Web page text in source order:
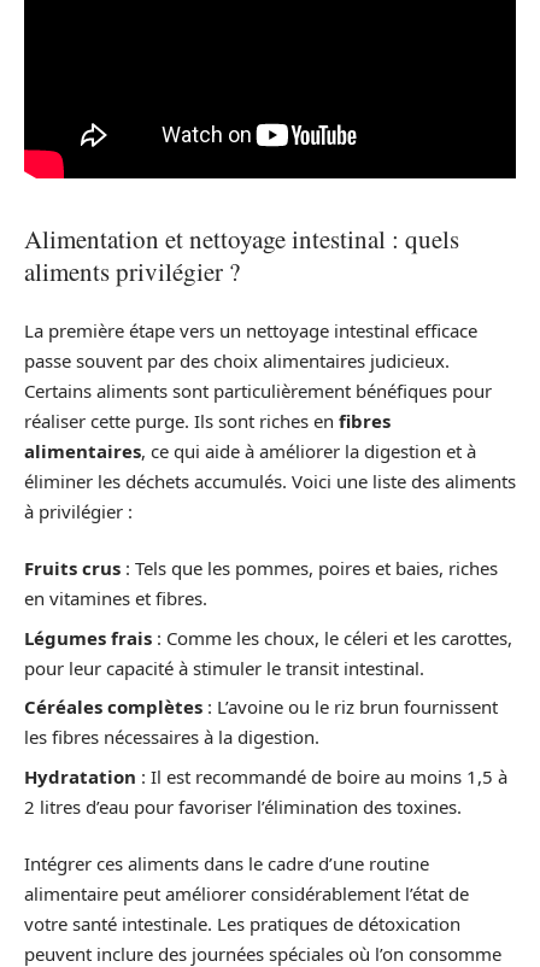
Alimentation et nettoyage intestinal : quels
aliments privilégier ?
La première étape vers un nettoyage intestinal efficace
passe souvent par des choix alimentaires judicieux.
Certains aliments sont particulièrement bénéfiques pour
réaliser cette purge. Ils sont riches en fibres
alimentaires, ce qui aide à améliorer la digestion et à
éliminer les déchets accumulés. Voici une liste des aliments
à privilégier :
Fruits crus : Tels que les pommes, poires et baies, riches
en vitamines et fibres.
Légumes frais : Comme les choux, le céleri et les carottes,
pour leur capacité à stimuler le transit intestinal.
Céréales complètes : L’avoine ou le riz brun fournissent
les fibres nécessaires à la digestion.
Hydratation : Il est recommandé de boire au moins 1,5 à
2 litres d’eau pour favoriser l’élimination des toxines.
Intégrer ces aliments dans le cadre d’une routine
alimentaire peut améliorer considérablement l’état de
votre santé intestinale. Les pratiques de détoxication
peuvent inclure des journées spéciales où l’on consomme